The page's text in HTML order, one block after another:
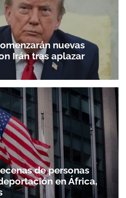
nuevas
Irán tras aplazar
de personas
en África,